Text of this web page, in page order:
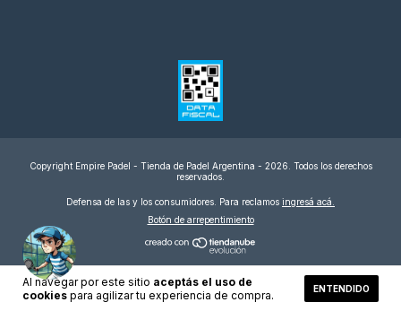
Al navegar por este sitio aceptás el uso de
cookies para agilizar tu experiencia de compra. ENTENDIDO
Copyright Empire Padel - Tienda de Padel Argentina - 2026. Todos los derechos
reservados.
Defensa de las y los consumidores. Para reclamos ingresá acá.
Botón de arrepentimiento